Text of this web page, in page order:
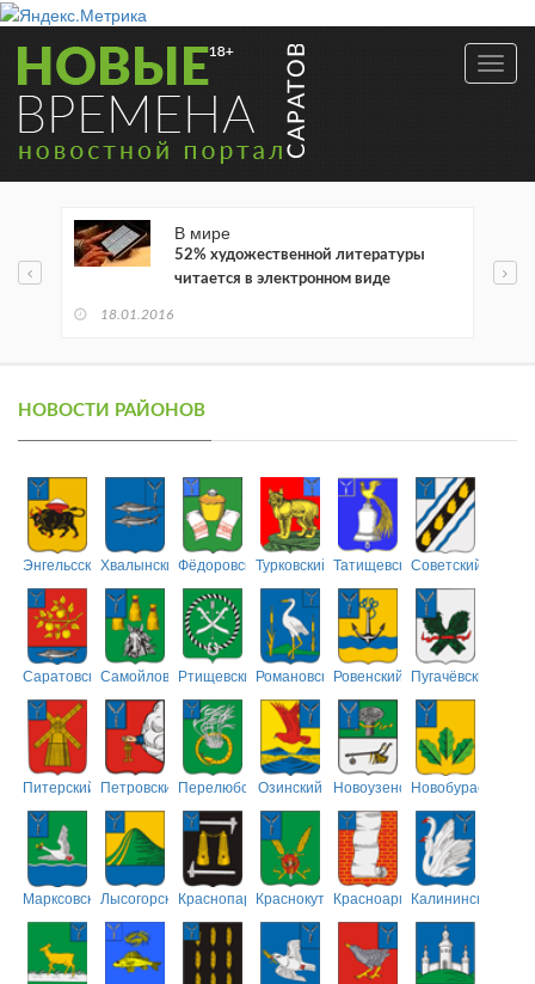
В мире
52% художественной литературы
читается в электронном виде
18.01.2016
НОВОСТИ РАЙОНОВ
ЭнгельсскийХвалынскийФёдоровскийТурковский ТатищевскийСоветский
СаратовскийСамойловскийРтищевскийРомановскийРовенский Пугачёвский
Питерский ПетровскийПерелюбскийОзинский НовоузенскийНовобурасский
МарксовскийЛысогорскийКраснопартизанский
КраснокутскийКрасноармейский
Калининский